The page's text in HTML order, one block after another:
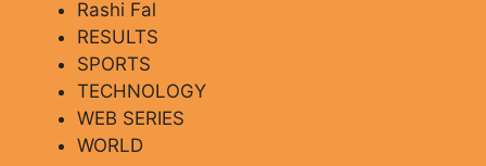
Rashi Fal
RESULTS
SPORTS
TECHNOLOGY
WEB SERIES
WORLD